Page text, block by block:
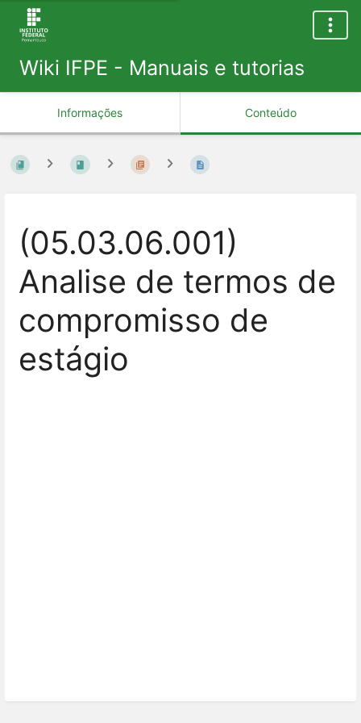
Wiki IFPE - Manuais e tutorias
Informações Conteúdo
(05.03.06.001)
Analise de termos de
compromisso de
estágio